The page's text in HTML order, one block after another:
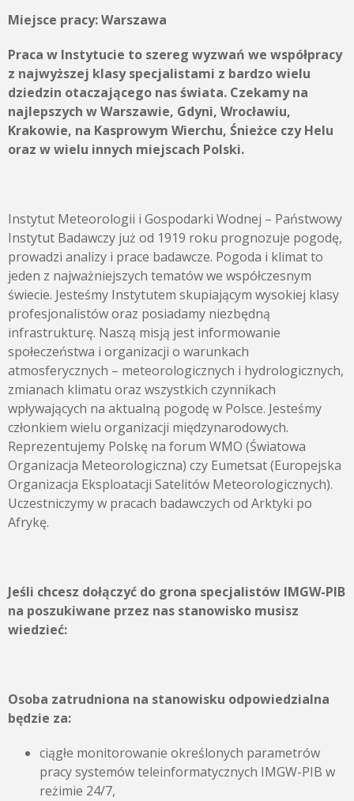
Miejsce pracy: Warszawa
Praca w Instytucie to szereg wyzwań we współpracy
z najwyższej klasy specjalistami z bardzo wielu
dziedzin otaczającego nas świata. Czekamy na
najlepszych w Warszawie, Gdyni, Wrocławiu,
Krakowie, na Kasprowym Wierchu, Śnieżce czy Helu
oraz w wielu innych miejscach Polski.
Instytut Meteorologii i Gospodarki Wodnej – Państwowy
Instytut Badawczy już od 1919 roku prognozuje pogodę,
prowadzi analizy i prace badawcze. Pogoda i klimat to
jeden z najważniejszych tematów we współczesnym
świecie. Jesteśmy Instytutem skupiającym wysokiej klasy
profesjonalistów oraz posiadamy niezbędną
infrastrukturę. Naszą misją jest informowanie
społeczeństwa i organizacji o warunkach
atmosferycznych – meteorologicznych i hydrologicznych,
zmianach klimatu oraz wszystkich czynnikach
wpływających na aktualną pogodę w Polsce. Jesteśmy
członkiem wielu organizacji międzynarodowych.
Reprezentujemy Polskę na forum WMO (Światowa
Organizacja Meteorologiczna) czy Eumetsat (Europejska
Organizacja Eksploatacji Satelitów Meteorologicznych).
Uczestniczymy w pracach badawczych od Arktyki po
Afrykę.
Jeśli chcesz dołączyć do grona specjalistów IMGW-PIB
na poszukiwane przez nas stanowisko musisz
wiedzieć:
Osoba zatrudniona na stanowisku odpowiedzialna
będzie za:
ciągłe monitorowanie określonych parametrów
pracy systemów teleinformatycznych IMGW-PIB w
reżimie 24/7,